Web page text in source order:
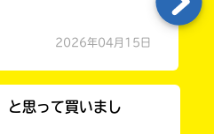
2026年04月15日
と思って買いまし